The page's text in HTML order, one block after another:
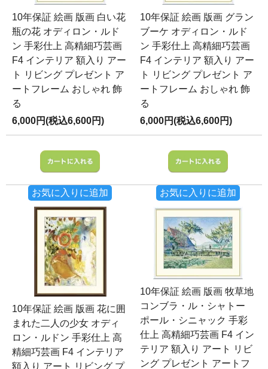
10年保証 絵画 版画 白い花
瓶の花 オディロン・ルド
ン 手彩仕上 高精細巧芸画
F4 インテリア 額入り アー
ト リビング プレゼント ア
ートフレーム おしゃれ 飾
る
6,000円(税込6,600円)
お気に入りに追加
10年保証 絵画 版画 グラン
ブーケ オディロン・ルド
ン 手彩仕上 高精細巧芸画
F4 インテリア 額入り アー
ト リビング プレゼント ア
ートフレーム おしゃれ 飾
る
6,000円(税込6,600円)
お気に入りに追加
10年保証 絵画 版画 花に囲
まれた二人の少女 オディ
ロン・ルドン 手彩仕上 高
精細巧芸画 F4 インテリア
額入り アート リビング プ
10年保証 絵画 版画 牧草地
コンブラ・ル・シャトー
ポール・シニャック 手彩
仕上 高精細巧芸画 F4 イン
テリア 額入り アート リビ
ング プレゼント アートフ